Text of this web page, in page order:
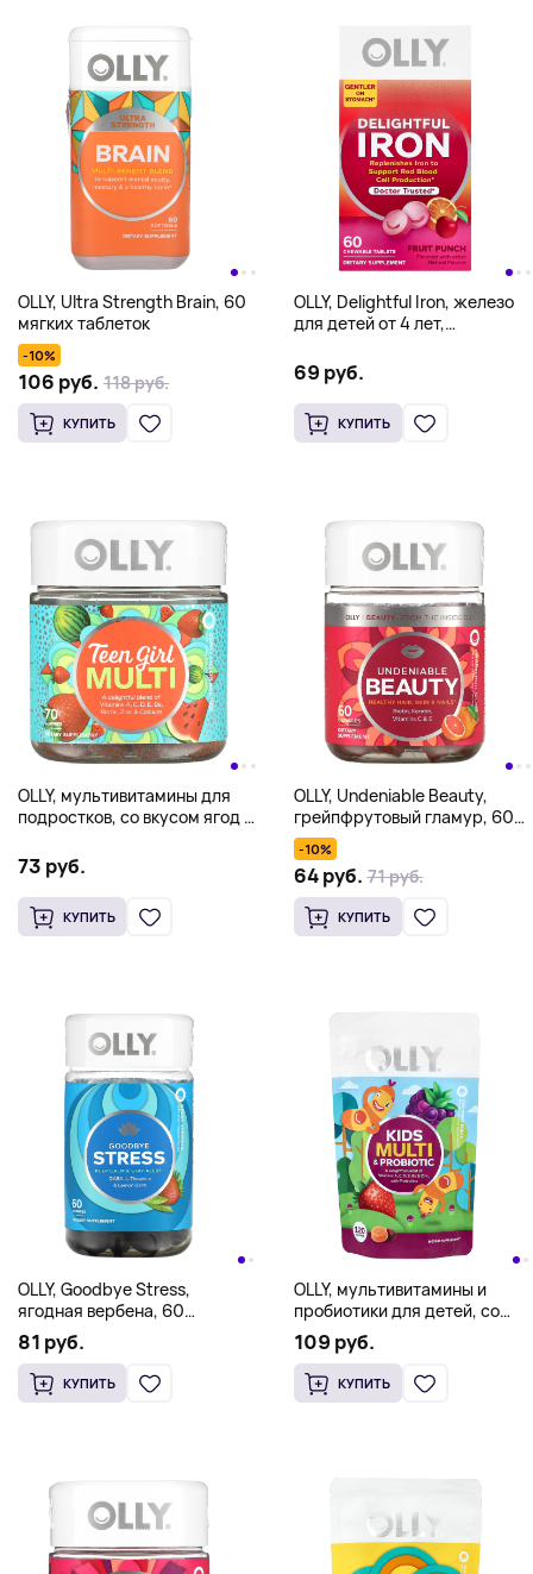
OLLY, Ultra Strength Brain, 60
мягких таблеток
-10%
106 руб. 118 руб.
КУПИТЬ
OLLY, Delightful Iron, железо
для детей от 4 лет,
жевательных таблеток
69 руб.
КУПИТЬ
OLLY, мультивитамины для
подростков, со вкусом ягод и
таблеток
73 руб.
КУПИТЬ
OLLY, Undeniable Beauty,
грейпфрутовый гламур, 60
жевательных таблеток
-10%
64 руб. 71 руб.
КУПИТЬ
OLLY, Goodbye Stress,
ягодная вербена, 60
жевательных таблеток
81 руб.
КУПИТЬ
OLLY, мультивитамины и
пробиотики для детей, со
вкусом ягодного пунша, 120
жевательных таблеток
109 руб.
КУПИТЬ